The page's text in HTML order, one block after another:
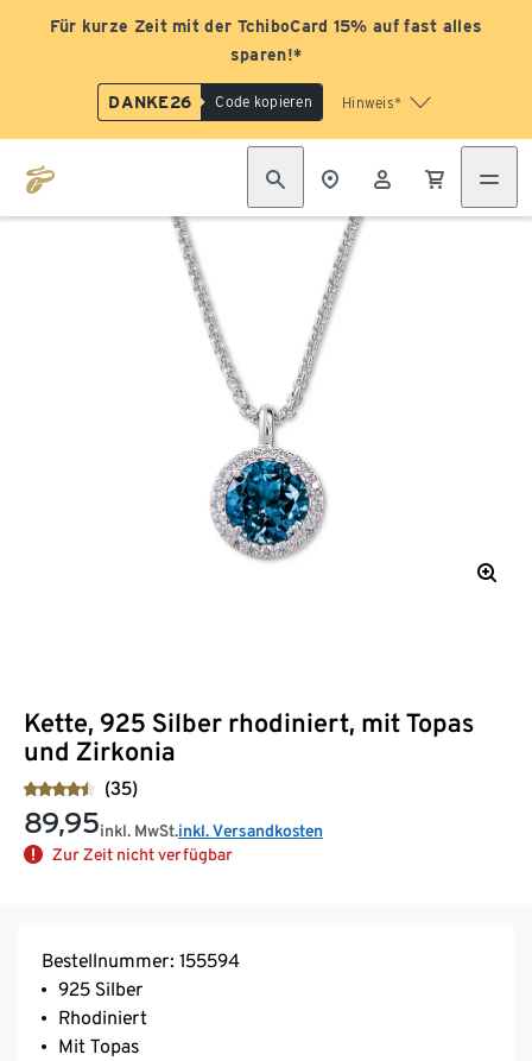
Für kurze Zeit mit der TchiboCard 15% auf fast alles
sparen!*
DANKE26 Code kopieren Hinweis*
Kette, 925 Silber rhodiniert, mit Topas
und Zirkonia
(35)
89,95inkl. MwSt.inkl. Versandkosten
Zur Zeit nicht verfügbar
Bestellnummer: 155594
925 Silber
Rhodiniert
Mit Topas